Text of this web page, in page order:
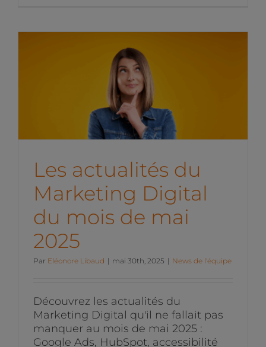
Les actualités du
Marketing Digital du mois
de mai 2025
News de l'équipe
Les actualités du
Marketing Digital
du mois de mai
2025
Par Eléonore Libaud | mai 30th, 2025 | News de l'équipe
Découvrez les actualités du
Marketing Digital qu'il ne fallait pas
manquer au mois de mai 2025 :
Google Ads, HubSpot, accessibilité